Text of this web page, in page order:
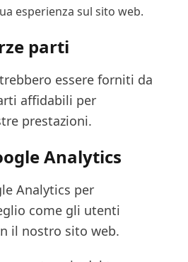
esperienza sul sito web.
parti
essere forniti da
affidabili per
prestazioni.
Analytics
Analytics per
come gli utenti
il nostro sito web.